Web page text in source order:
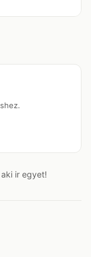
ir egyet!